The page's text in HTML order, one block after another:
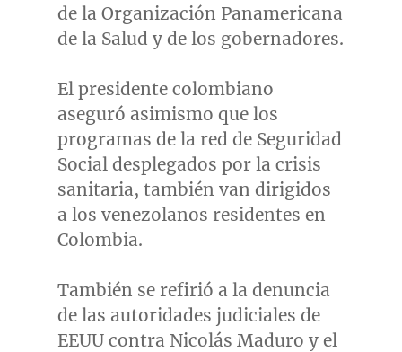
de la Organización Panamericana
de la Salud y de los gobernadores.
El presidente colombiano
aseguró asimismo que los
programas de la red de Seguridad
Social desplegados por la crisis
sanitaria, también van dirigidos
a los venezolanos residentes en
Colombia.
También se refirió a la denuncia
de las autoridades judiciales de
EEUU contra Nicolás Maduro y el